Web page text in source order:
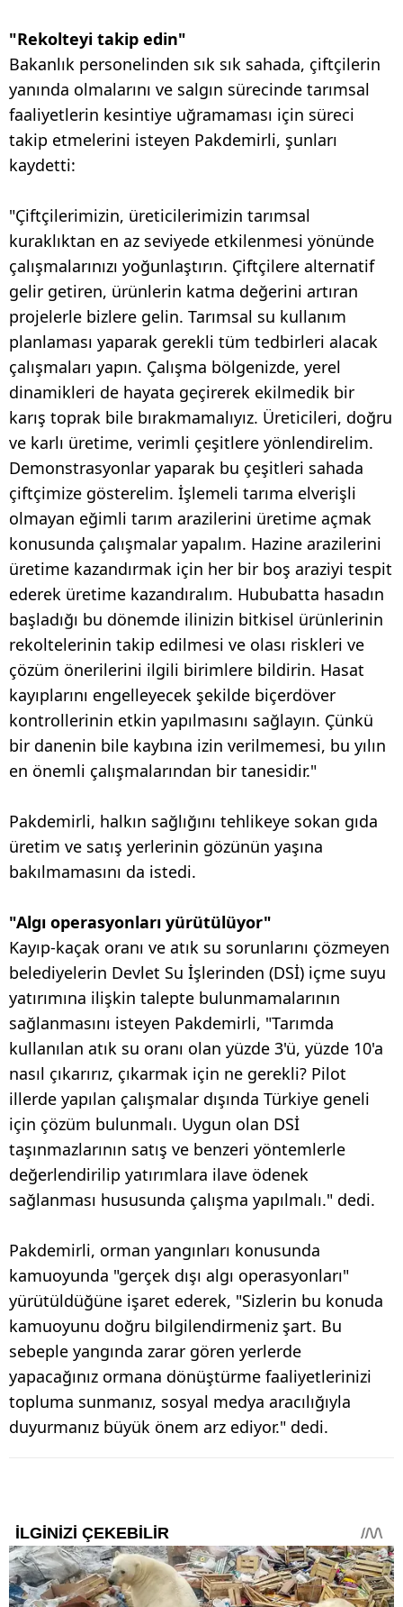
"Rekolteyi takip edin"
Bakanlık personelinden sık sık sahada, çiftçilerin
yanında olmalarını ve salgın sürecinde tarımsal
faaliyetlerin kesintiye uğramaması için süreci
takip etmelerini isteyen Pakdemirli, şunları
kaydetti:
"Çiftçilerimizin, üreticilerimizin tarımsal
kuraklıktan en az seviyede etkilenmesi yönünde
çalışmalarınızı yoğunlaştırın. Çiftçilere alternatif
gelir getiren, ürünlerin katma değerini artıran
projelerle bizlere gelin. Tarımsal su kullanım
planlaması yaparak gerekli tüm tedbirleri alacak
çalışmaları yapın. Çalışma bölgenizde, yerel
dinamikleri de hayata geçirerek ekilmedik bir
karış toprak bile bırakmamalıyız. Üreticileri, doğru
ve karlı üretime, verimli çeşitlere yönlendirelim.
Demonstrasyonlar yaparak bu çeşitleri sahada
çiftçimize gösterelim. İşlemeli tarıma elverişli
olmayan eğimli tarım arazilerini üretime açmak
konusunda çalışmalar yapalım. Hazine arazilerini
üretime kazandırmak için her bir boş araziyi tespit
ederek üretime kazandıralım. Hububatta hasadın
başladığı bu dönemde ilinizin bitkisel ürünlerinin
rekoltelerinin takip edilmesi ve olası riskleri ve
çözüm önerilerini ilgili birimlere bildirin. Hasat
kayıplarını engelleyecek şekilde biçerdöver
kontrollerinin etkin yapılmasını sağlayın. Çünkü
bir danenin bile kaybına izin verilmemesi, bu yılın
en önemli çalışmalarından bir tanesidir."
Pakdemirli, halkın sağlığını tehlikeye sokan gıda
üretim ve satış yerlerinin gözünün yaşına
bakılmamasını da istedi.
"Algı operasyonları yürütülüyor"
Kayıp-kaçak oranı ve atık su sorunlarını çözmeyen
belediyelerin Devlet Su İşlerinden (DSİ) içme suyu
yatırımına ilişkin talepte bulunmamalarının
sağlanmasını isteyen Pakdemirli, "Tarımda
kullanılan atık su oranı olan yüzde 3'ü, yüzde 10'a
nasıl çıkarırız, çıkarmak için ne gerekli? Pilot
illerde yapılan çalışmalar dışında Türkiye geneli
için çözüm bulunmalı. Uygun olan DSİ
taşınmazlarının satış ve benzeri yöntemlerle
değerlendirilip yatırımlara ilave ödenek
sağlanması hususunda çalışma yapılmalı." dedi.
Pakdemirli, orman yangınları konusunda
kamuoyunda "gerçek dışı algı operasyonları"
yürütüldüğüne işaret ederek, "Sizlerin bu konuda
kamuoyunu doğru bilgilendirmeniz şart. Bu
sebeple yangında zarar gören yerlerde
yapacağınız ormana dönüştürme faaliyetlerinizi
topluma sunmanız, sosyal medya aracılığıyla
duyurmanız büyük önem arz ediyor." dedi.